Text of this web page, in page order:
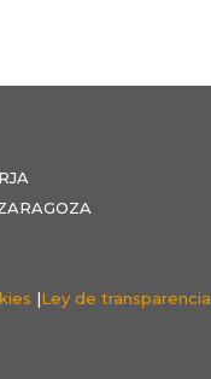
|Ley de transparencia